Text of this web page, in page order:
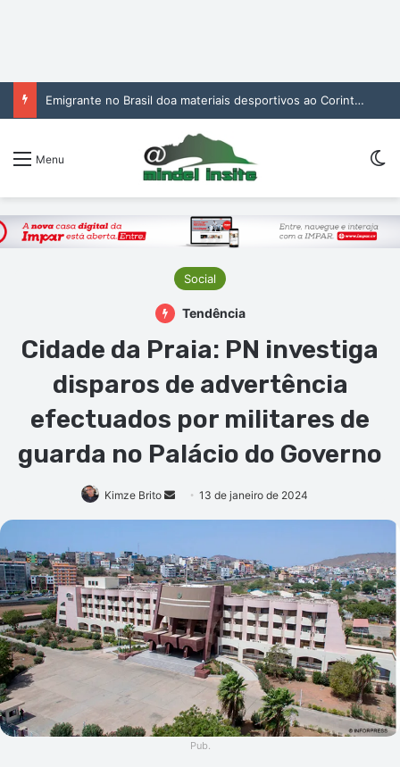
Emigrante no Brasil doa materiais desportivos ao Corinthians de São Vicente
Menu
Social
Tendência
Cidade da Praia: PN investiga
disparos de advertência
efectuados por militares de
guarda no Palácio do Governo
Kimze Brito
Mande
mail
13 de janeiro de 2024
Pub.